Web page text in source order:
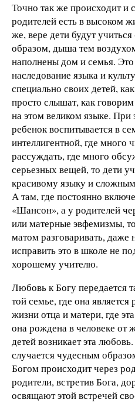
Точно так же происходит и
родителей есть в высоком
же, вере дети будут
образом, дыша тем
наполнены дом и семья.
наследование языка и
специально своих детей,
просто слышат, как
на этом великом языке. При
ребенок воспитывается в
интеллигентной, где много
рассуждать, где много
серьезных вещей, то дети
красивому языку и
А там, где постоянно
«Шансон», а у родителей
или матерные эвфемизмы,
матом разговаривать, даже
исправить это в школе не
хорошему учителю.
Любовь к Богу передается
той семье, где она
жизни отца и матери, где
она рождена в человеке от
детей возникает эта
случается чудесным
Богом происходит через
родители, встретив Бога,
освящают этой встречей